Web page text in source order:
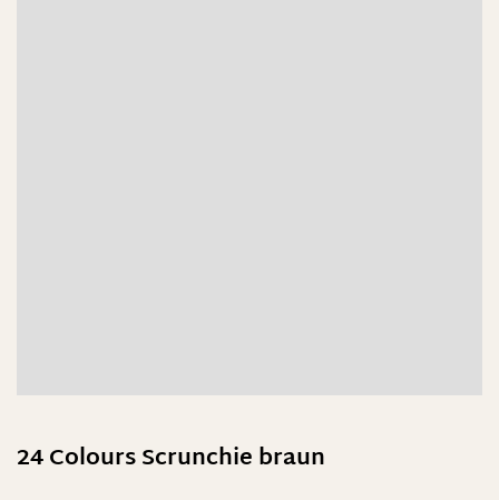
24 Colours Scrunchie braun